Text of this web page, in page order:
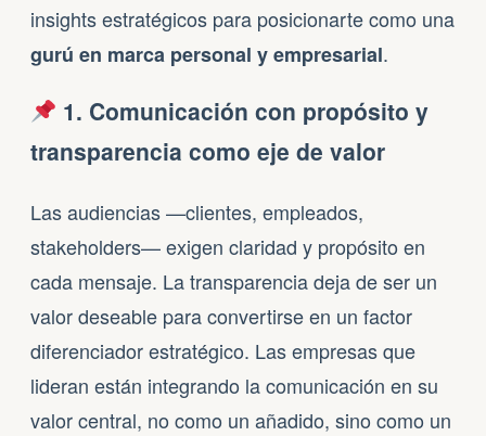
insights estratégicos para posicionarte como una
gurú en marca personal y empresarial.
1. Comunicación con propósito y
transparencia como eje de valor
Las audiencias —clientes, empleados,
stakeholders— exigen claridad y propósito en
cada mensaje. La transparencia deja de ser un
valor deseable para convertirse en un factor
diferenciador estratégico. Las empresas que
lideran están integrando la comunicación en su
valor central, no como un añadido, sino como un